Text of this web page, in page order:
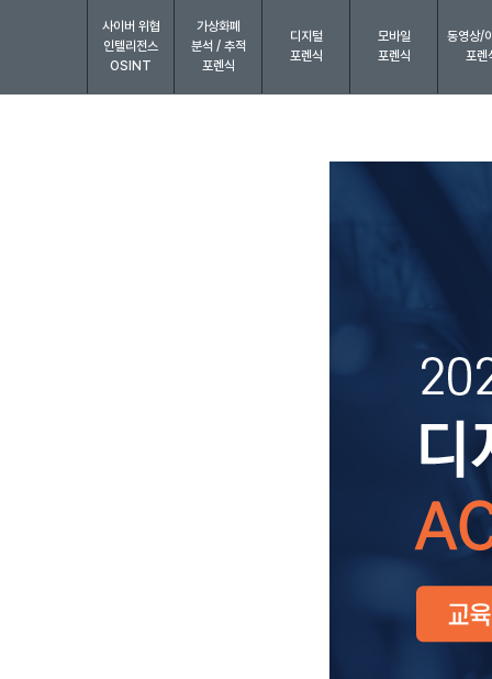
사이버 위협
인텔리전스
OSINT
가상화폐
분석 / 추적
포렌식
디지털
포렌식
모바일
포렌식
동영상/
포렌